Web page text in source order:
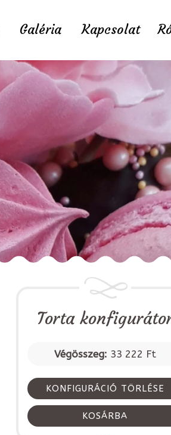
Galéria Kapcsolat
Torta
Végösszeg: 33 222 Ft
KONFIGURÁCIÓ TÖRLÉSE
KOSÁRBA